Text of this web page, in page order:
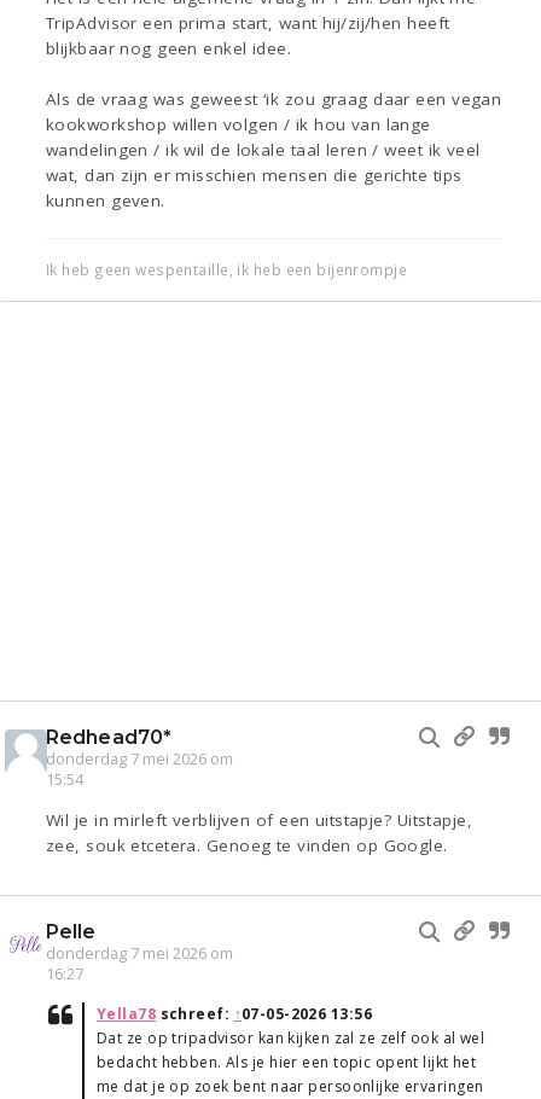
TripAdvisor een prima start, want hij/zij/hen heeft
blijkbaar nog geen enkel idee.
Als de vraag was geweest ‘ik zou graag daar een vegan
kookworkshop willen volgen / ik hou van lange
wandelingen / ik wil de lokale taal leren / weet ik veel
wat, dan zijn er misschien mensen die gerichte tips
kunnen geven.
Ik heb geen wespentaille, ik heb een bijenrompje
Redhead70*
donderdag 7 mei 2026 om
15:54
Wil je in mirleft verblijven of een uitstapje? Uitstapje,
zee, souk etcetera. Genoeg te vinden op Google.
Pelle
donderdag 7 mei 2026 om
16:27
Yella78 schreef: ↑07-05-2026 13:56
Dat ze op tripadvisor kan kijken zal ze zelf ook al wel
bedacht hebben. Als je hier een topic opent lijkt het
me dat je op zoek bent naar persoonlijke ervaringen